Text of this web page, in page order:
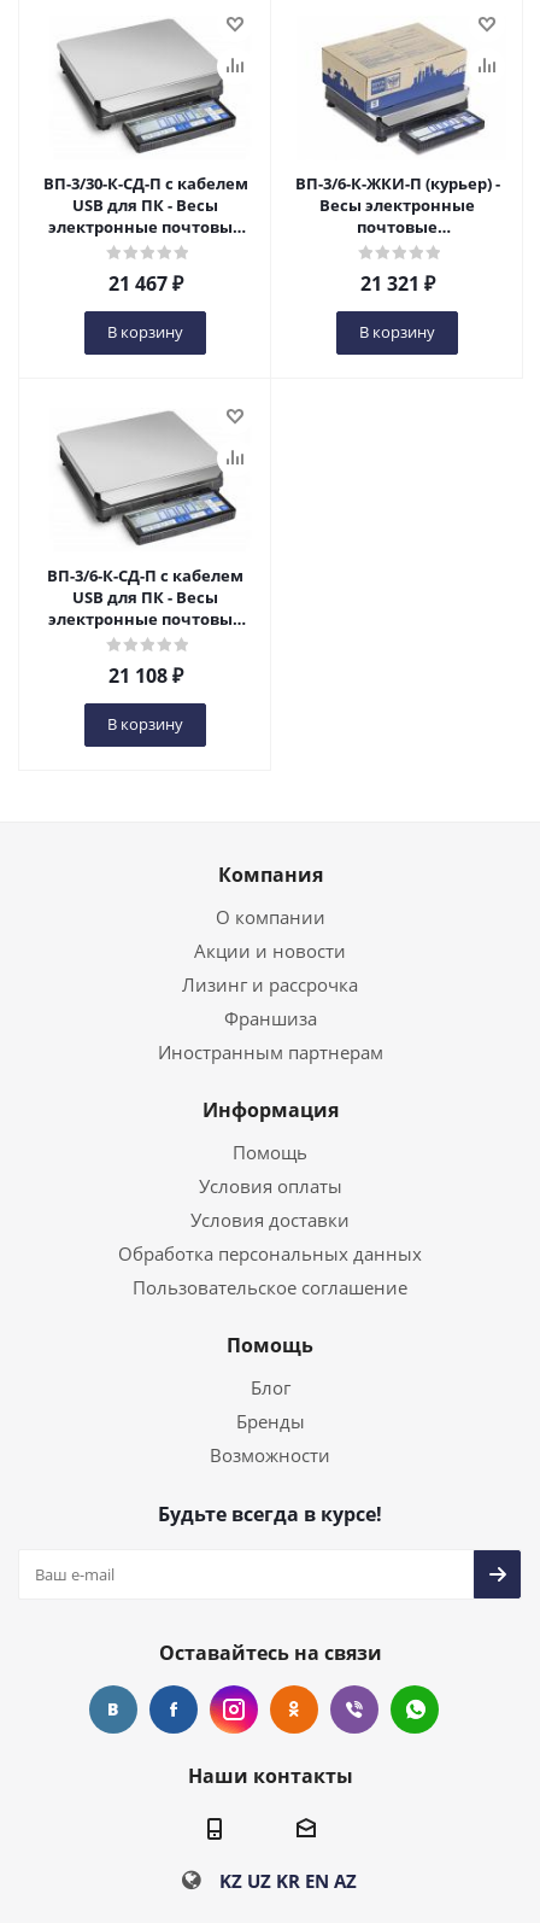
ВП-3/30-К-СД-П с кабелем
USB для ПК - Весы
электронные почтовые
специализированные в
Оренбурге
21 467₽
В корзину
ВП-3/6-К-ЖКИ-П (курьер) -
Весы электронные
почтовые
специализированные в
Оренбурге
21 321 ₽
В корзину
ВП-3/6-К-СД-П с кабелем
USB для ПК - Весы
электронные почтовые
специализированные в
Оренбурге
21 108₽
В корзину
Компания
О компании
Акции и новости
Лизинг и рассрочка
Франшиза
Иностранным партнерам
Информация
Помощь
Условия оплаты
Условия доставки
Обработка персональных данных
Пользовательское соглашение
Помощь
Блог
Бренды
Возможности
Будьте всегда в курсе!
Оставайтесь на связи
Наши контакты
KZ UZ KR EN AZ